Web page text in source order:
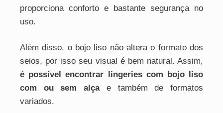
proporciona conforto e bastante segurança no
uso.
Além disso, o bojo liso não altera o formato dos
seios, por isso seu visual é bem natural. Assim,
é possível encontrar lingeries com bojo liso
com ou sem alçae também de formatos
variados.